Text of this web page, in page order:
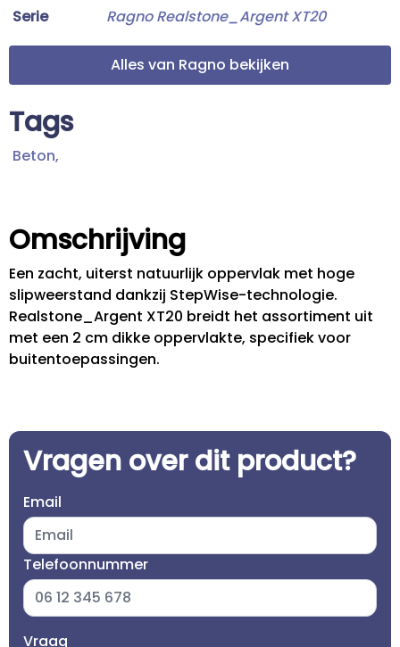
Serie
Ragno Realstone_Argent XT20
Alles van Ragno bekijken
Tags
Beton,
Omschrijving
Een zacht, uiterst natuurlijk oppervlak met hoge
slipweerstand dankzij StepWise-technologie.
Realstone_Argent XT20 breidt het assortiment uit
met een 2 cm dikke oppervlakte, specifiek voor
buitentoepassingen.
Vragen over dit product?
Email
Telefoonnummer
Vraag